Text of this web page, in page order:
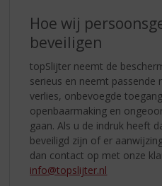
Hoe wij
beveiligen
topSlijter neemt de
serieus en neemt passende
verlies, onbevoegde
openbaarmaking en
gaan. Als u de indruk heeft
beveiligd zijn of er
dan contact op met onze
info@topslijter.nl